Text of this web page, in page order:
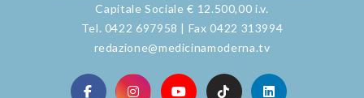
Capitale Sociale € 12.500,00 i.v.
Tel. 0422 697958 | Fax 0422 313994
redazione@medicinamoderna.tv